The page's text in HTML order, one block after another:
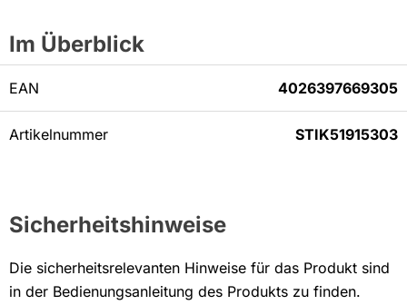
Im Überblick
EAN 4026397669305
Artikelnummer STIK51915303
Sicherheitshinweise
Die sicherheitsrelevanten Hinweise für das Produkt sind
in der Bedienungsanleitung des Produkts zu finden.